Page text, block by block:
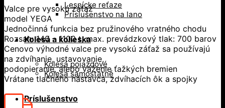
Lesnícke reťaze
Príslušenstvo na lano
Kolesá a kolieska
Kolesá pojazdové
Kolesá samostatné
Príslušenstvo
Valce pre vysokú záťaž
model YEGA
Jednočinná funkcia bez pružinového vratného chodu
Rozsah: 140 – 1100 t, max. prevádzkový tlak: 700 barov
Cenovo výhodné valce pre vysokú záťaž sa používajú
na zdvíhanie, ustavovanie,
podopieranie, alebo váženie ťažkých bremien
Vrátane tlačného nástavca, zdvíhacích ôk a spojky